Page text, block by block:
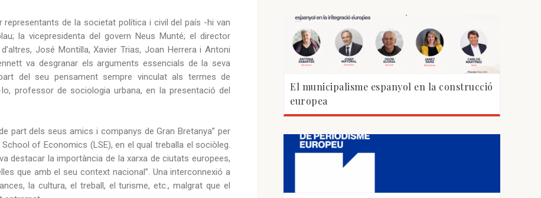
representants de la societat política i civil del país -hi van
la vicepresidenta del govern Neus Munté; el director
José Montilla, Xavier Trias, Joan Herrera i Antoni
va desgranar els arguments essencials de la seva
del seu pensament sempre vinculat als termes de
professor de sociologia urbana, en la presentació del
part dels seus amics i companys de Gran Bretanya” per
of Economics (LSE), en el qual treballa el sociòleg.
destacar la importància de la xarxa de ciutats europees,
que amb el seu context nacional”. Una interconnexió a
la cultura, el treball, el turisme, etc., malgrat que el
El municipalisme espanyol en la construcció
europea